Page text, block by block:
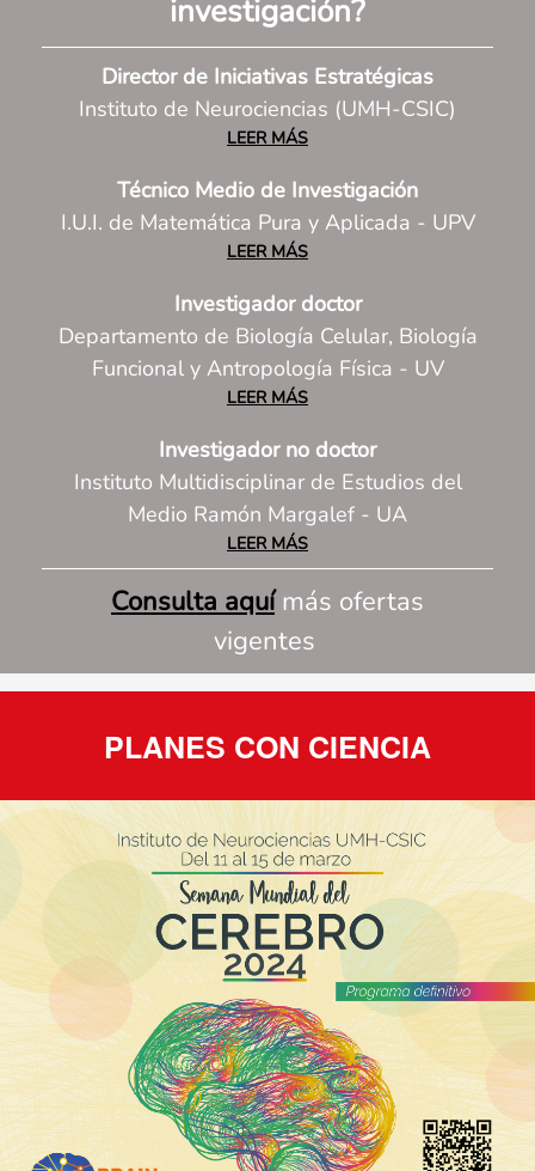
investigación?
Director de Iniciativas Estratégicas
Instituto de Neurociencias (UMH-CSIC)
LEER MÁS
Técnico Medio de Investigación
I.U.I. de Matemática Pura y Aplicada - UPV
LEER MÁS
Investigador doctor
Departamento de Biología Celular, Biología
Funcional y Antropología Física - UV
LEER MÁS
Investigador no doctor
Instituto Multidisciplinar de Estudios del
Medio Ramón Margalef - UA
LEER MÁS
Consulta aquímás ofertas
vigentes
PLANES CON CIENCIA